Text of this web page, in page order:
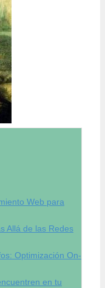
Web para
Allá de las Redes
Optimización On-
en tu